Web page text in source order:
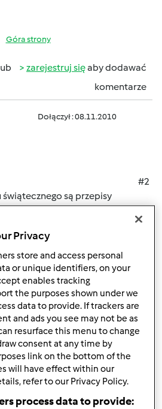
Góra strony
zarejestruj sięaby dodawać
komentarze
Dołączył : 08.11.2010
#2
są przepisy
śniadanie
klaudia_ko
Trufle czekoladowo-
Świąteczny sernik z kokosem i
magi1Świąteczna żurawina
i miodem
WSAM RAZ DO WIGILIJNEJ
Cynamonki Ruda EXPRESOWE
PROSTY ŚWIĄTECZNY
Babka drożdżowa superkowa
Privacy
store and access personal
or unique identifiers, on your
enables tracking
the purposes shown under we
data to provide. If trackers are
and ads you see may not be as
resurface this menu to change
consent at any time by
link on the bottom of the
will have effect within our
refer to our Privacy Policy.
process data to provide: